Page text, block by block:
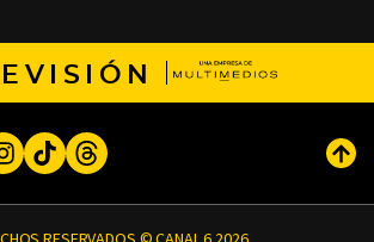
Instagram
TikTokThreads